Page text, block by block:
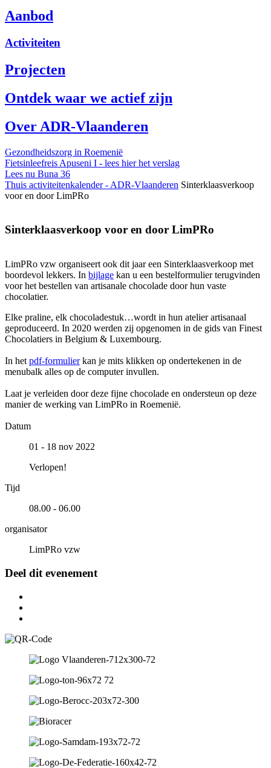
Aanbod
Activiteiten
Projecten
Ontdek waar we actief zijn
Over ADR-Vlaanderen
Gezondheidszorg in Roemenië
Fietsinleefreis Apuseni I - lees hier het verslag
Lees nu Buna 36
Thuis activiteitenkalender - ADR-Vlaanderen Sinterklaasverkoop
voor en door LimPRo
Sinterklaasverkoop voor en door LimPRo
LimPRo vzw organiseert ook dit jaar een Sinterklaasverkoop met
boordevol lekkers. In bijlage kan u een bestelformulier terugvinden
voor het bestellen van artisanale chocolade door hun vaste
chocolatier.
Elke praline, elk chocoladestuk…wordt in hun atelier artisanaal
geproduceerd. In 2020 werden zij opgenomen in de gids van Finest
Chocolatiers in Belgium & Luxembourg.
In het pdf-formulierkan je mits klikken op ondertekenen in de
menubalk alles op de computer invullen.
Laat je verleiden door deze fijne chocolade en ondersteun op deze
manier de werking van LimPRo in Roemenië.
Datum
01 - 18 nov 2022
Verlopen!
Tijd
08.00 - 06.00
organisator
LimPRo vzw
Deel dit evenement